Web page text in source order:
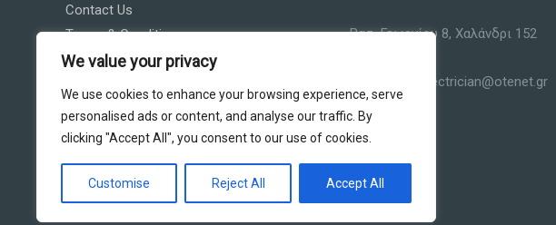
We value your privacy
We use cookies to enhance your browsing experience, serve
personalised ads or content, and analyse our traffic. By
clicking "Accept All", you consent to our use of cookies.
Customise Reject All Accept All
Contact Us
Terms & Conditions
Privacy Policy
Βασ. Γεωργίου 8, Χαλάνδρι 152
Email:Vlasiselectrician@otenet.gr
Copyright © 2026 DS Lighting